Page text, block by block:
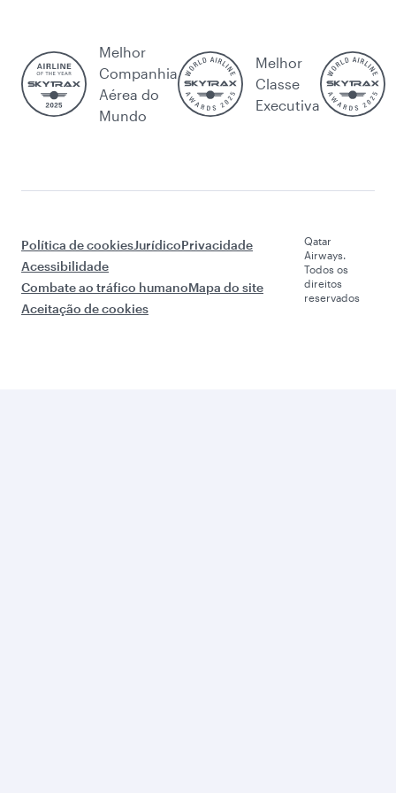
Melhor
Companhia
Aérea do
Mundo
Melhor
Classe
Executiva
Política de cookiesJurídicoPrivacidade
Acessibilidade
Combate ao tráfico humanoMapa do site
Aceitação de cookies
Qatar
Airways.
Todos os
direitos
reservados